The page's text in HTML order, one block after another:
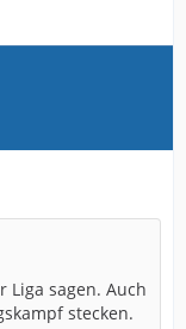
Liga sagen. Auch
stecken.